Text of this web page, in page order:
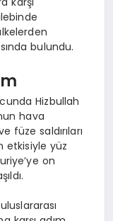
bulundu.
Hizbullah
hava
füze saldırıları
etkisiyle yüz
on